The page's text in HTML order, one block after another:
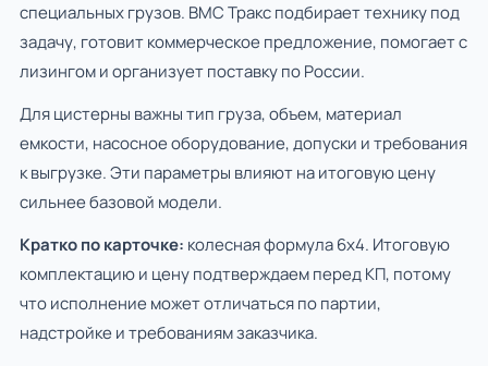
специальных грузов. ВМС Тракс подбирает технику под
задачу, готовит коммерческое предложение, помогает с
лизингом и организует поставку по России.
Для цистерны важны тип груза, объем, материал
емкости, насосное оборудование, допуски и требования
к выгрузке. Эти параметры влияют на итоговую цену
сильнее базовой модели.
Кратко по карточке: колесная формула 6х4. Итоговую
комплектацию и цену подтверждаем перед КП, потому
что исполнение может отличаться по партии,
надстройке и требованиям заказчика.